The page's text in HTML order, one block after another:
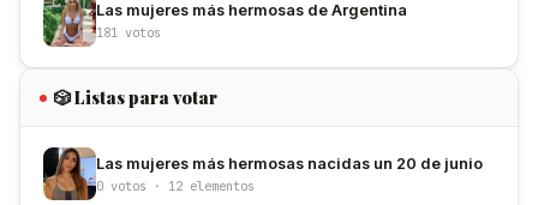
Las mujeres más hermosas de Argentina
181 votos
🎲 Listas para votar
Las mujeres más hermosas nacidas un 20 de junio
0 votos · 12 elementos